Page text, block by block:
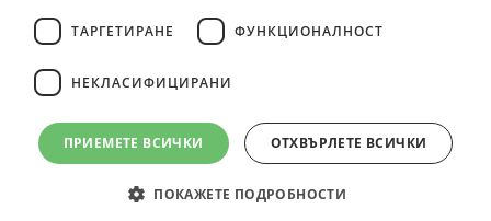
професии
© 2000-2026 ФБО. Всички права запазени.
ТАРГЕТИРАНЕ ФУНКЦИОНАЛНОСТ
НЕКЛАСИФИЦИРАНИ
ПРИЕМЕТЕ ВСИЧКИ ОТХВЪРЛЕТЕ ВСИЧКИ
ПОКАЖЕТЕ ПОДРОБНОСТИ